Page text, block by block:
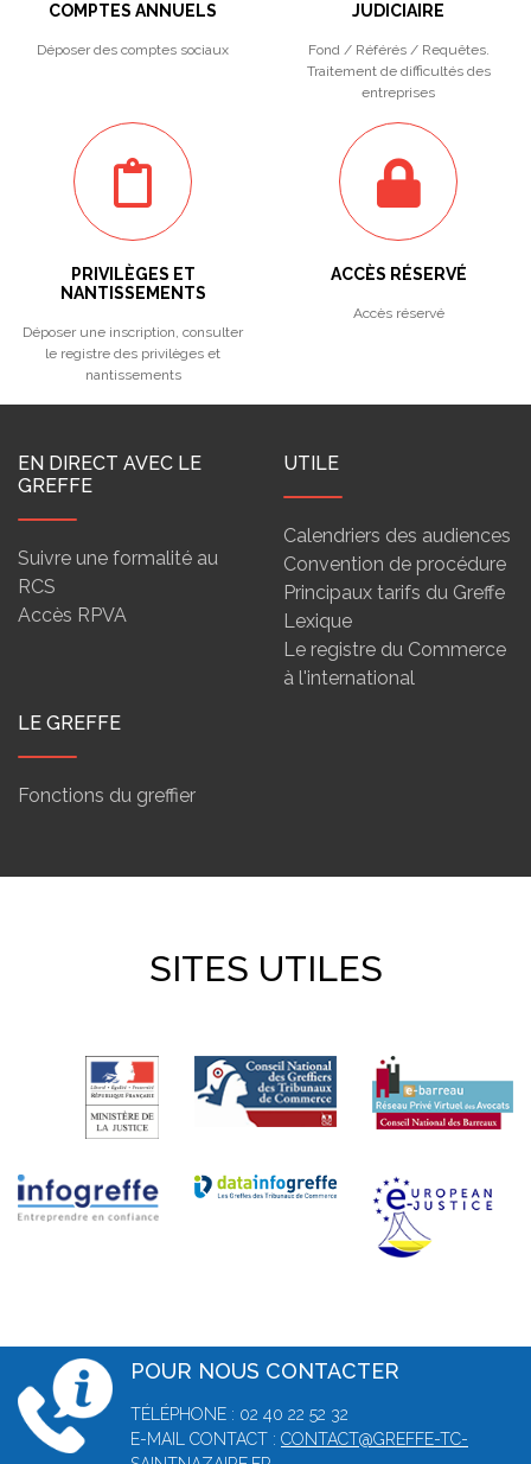
COMPTES ANNUELS
Déposer des comptes sociaux
JUDICIAIRE
Fond / Référés / Requêtes.
Traitement de difficultés des
entreprises
PRIVILÈGES ET
NANTISSEMENTS
Déposer une inscription, consulter
le registre des privilèges et
nantissements
ACCÈS RÉSERVÉ
Accès réservé
EN DIRECT AVEC LE
GREFFE
Suivre une formalité au
RCS
Accès RPVA
UTILE
Calendriers des audiences
Convention de procédure
Principaux tarifs du Greffe
Lexique
Le registre du Commerce
à l'international
LE GREFFE
Fonctions du greffier
SITES UTILES
POUR NOUS CONTACTER
TÉLÉPHONE : 02 40 22 52 32
E-MAIL CONTACT : CONTACT@GREFFE-TC-